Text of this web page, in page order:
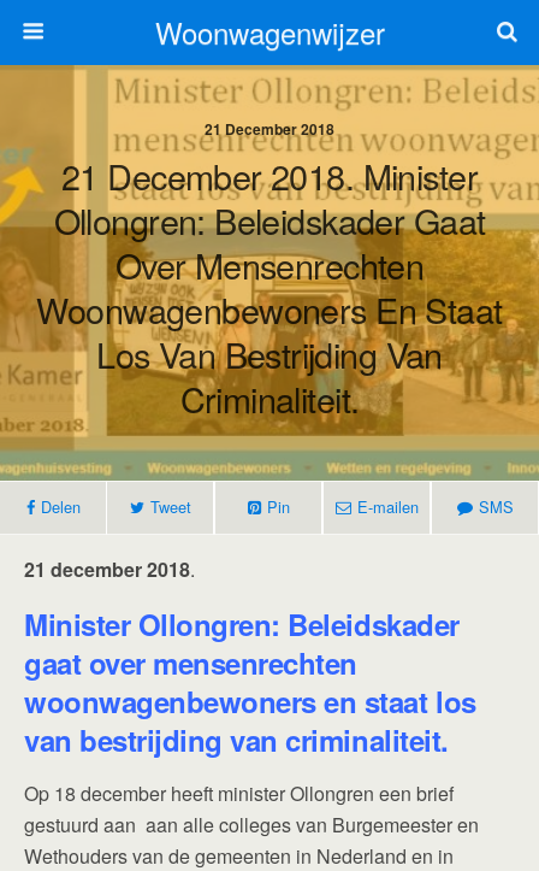
Woonwagenwijzer
21 December 2018
21 December 2018. Minister
Ollongren: Beleidskader Gaat
Over Mensenrechten
Woonwagenbewoners En Staat
Los Van Bestrijding Van
Criminaliteit.
Delen Tweet Pin E-mailen SMS
21 december 2018.
Minister Ollongren: Beleidskader
gaat over mensenrechten
woonwagenbewoners en staat los
van bestrijding van criminaliteit.
Op 18 december heeft minister Ollongren een brief
gestuurd aan aan alle colleges van Burgemeester en
Wethouders van de gemeenten in Nederland en in